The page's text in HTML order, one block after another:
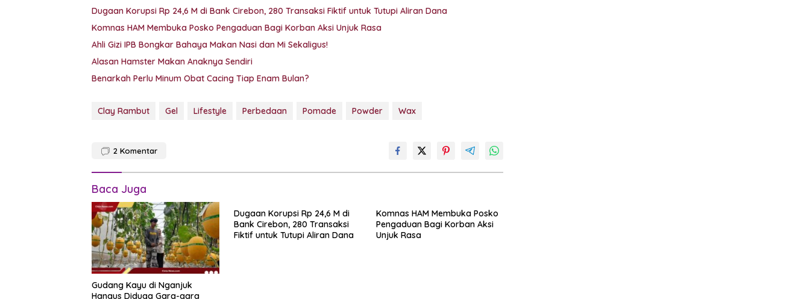
Dugaan Korupsi Rp 24,6 M di Bank Cirebon, 280 Transaksi Fiktif untuk Tutupi Aliran Dana
Komnas HAM Membuka Posko Pengaduan Bagi Korban Aksi Unjuk Rasa
Ahli Gizi IPB Bongkar Bahaya Makan Nasi dan Mi Sekaligus!
Alasan Hamster Makan Anaknya Sendiri
Benarkah Perlu Minum Obat Cacing Tiap Enam Bulan?
Clay Rambut Gel Lifestyle Perbedaan Pomade Powder Wax
2 Komentar
Baca Juga
Gudang Kayu di Nganjuk
Hangus Diduga Gara-gara
Dugaan Korupsi Rp 24,6 M di
Bank Cirebon, 280 Transaksi
Fiktif untuk Tutupi Aliran Dana
Komnas HAM Membuka Posko
Pengaduan Bagi Korban Aksi
Unjuk Rasa